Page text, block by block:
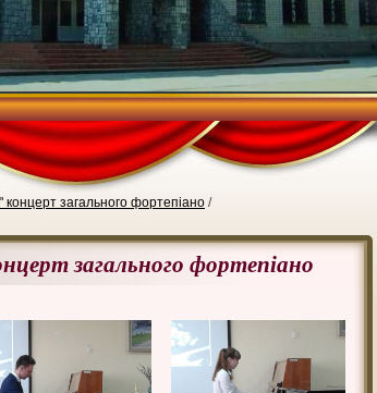
концерт загального фортепіано /
загального фортепіано